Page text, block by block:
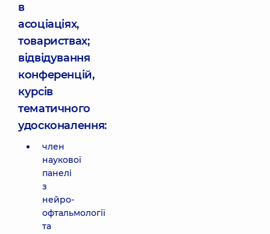
в
асоціаціях,
товариствах;
відвідування
конференцій,
курсів
тематичного
удосконалення:
член
наукової
панелі
з
нейро-
офтальмології
та